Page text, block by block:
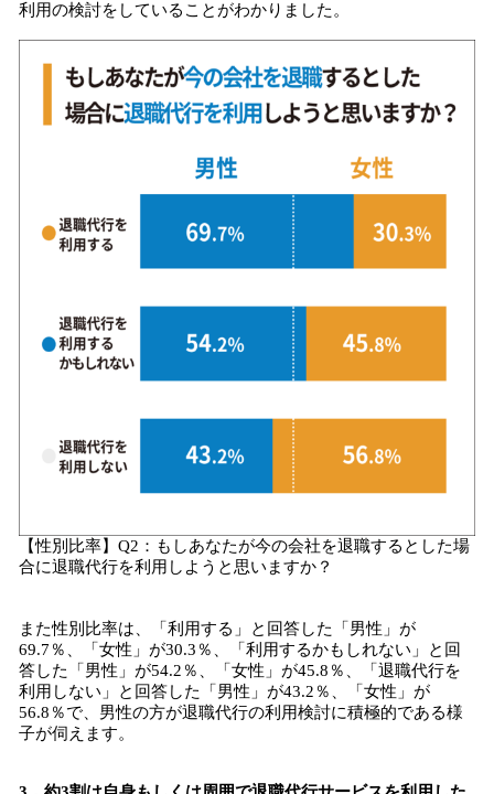
利用の検討をしていることがわかりました。
【性別比率】Q2：もしあなたが今の会社を退職するとした場
合に退職代行を利用しようと思いますか？
また性別比率は、「利用する」と回答した「男性」が
69.7％、「女性」が30.3％、「利用するかもしれない」と回
答した「男性」が54.2％、「女性」が45.8％、「退職代行を
利用しない」と回答した「男性」が43.2％、「女性」が
56.8％で、男性の方が退職代行の利用検討に積極的である様
子が伺えます。